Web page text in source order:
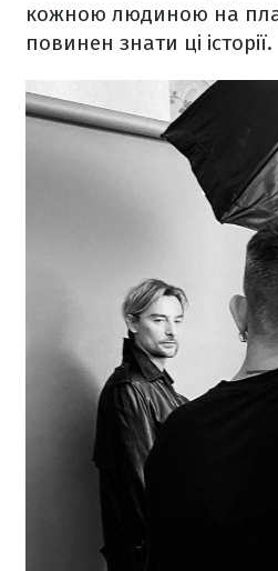
кожною людиною на
повинен знати ці історії.